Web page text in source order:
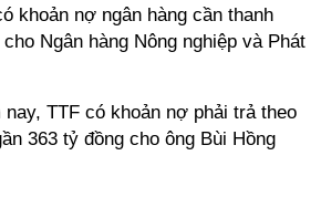
khoản nợ ngân hàng cần thanh
Ngân hàng Nông nghiệp và Phát
TTF có khoản nợ phải trả theo
363 tỷ đồng cho ông Bùi Hồng